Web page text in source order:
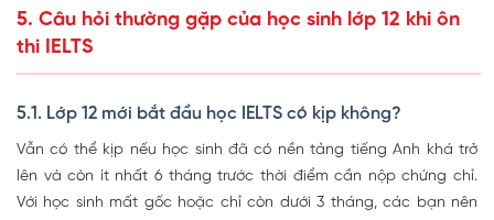
5. Câu hỏi thường gặp của học sinh lớp 12 khi ôn
thi IELTS
5.1. Lớp 12 mới bắt đầu học IELTS có kịp không?
Vẫn có thể kịp nếu học sinh đã có nền tảng tiếng Anh khá trở
lên và còn ít nhất 6 tháng trước thời điểm cần nộp chứng chỉ.
Với học sinh mất gốc hoặc chỉ còn dưới 3 tháng, các bạn nên